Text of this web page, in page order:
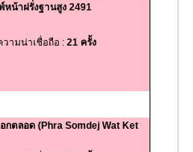
น้าฝรั่งฐานสูง 2491
วามน่าเชื่อถือ : 21 ครั้ง
กตลอด (Phra Somdej Wat Ket